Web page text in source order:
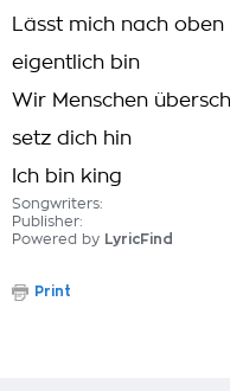
Lässt mich nach
eigentlich bin
Wir Menschen
setz dich hin
Ich bin king
Songwriters:
Publisher:
Powered by LyricFind
Print